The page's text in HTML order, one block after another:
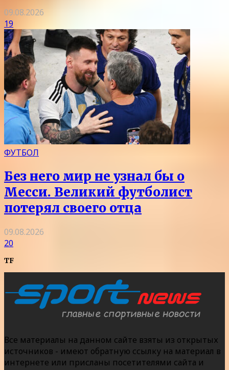
09.08.2026
19
ФУТБОЛ
Без него мир не узнал бы о
Месси. Великий футболист
потерял своего отца
09.08.2026
20
TF
Все материалы на данном сайте взяты из открытых
источников - имеют обратную ссылку на материал в
интернете или присланы посетителями сайта и